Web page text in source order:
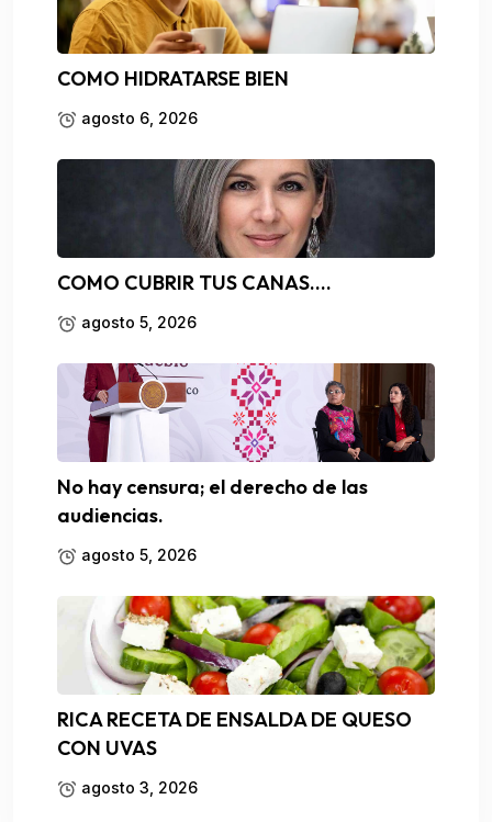
COMO HIDRATARSE BIEN
agosto 6, 2026
COMO CUBRIR TUS CANAS….
agosto 5, 2026
No hay censura; el derecho de las
audiencias.
agosto 5, 2026
RICA RECETA DE ENSALDA DE QUESO
CON UVAS
agosto 3, 2026